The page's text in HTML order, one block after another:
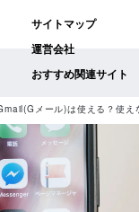
サイトマップ
運営会社
おすすめ関連サイト
メール)は使える？使え